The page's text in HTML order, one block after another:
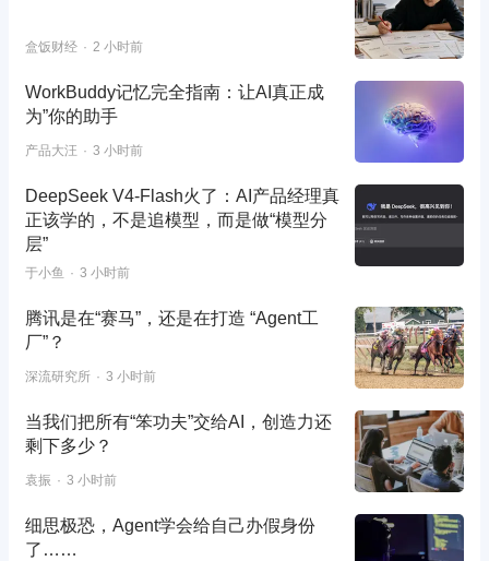
盒饭财经 2 小时前
WorkBuddy记忆完全指南：让AI真正成
为”你的助手
产品大汪 3 小时前
DeepSeek V4-Flash火了：AI产品经理真
正该学的，不是追模型，而是做“模型分
层”
于小鱼 3 小时前
腾讯是在“赛马”，还是在打造 “Agent工
厂”？
深流研究所 3 小时前
当我们把所有“笨功夫”交给AI，创造力还
剩下多少？
袁振 3 小时前
细思极恐，Agent学会给自己办假身份
了……